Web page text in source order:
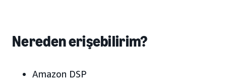
Nereden erişebilirim?
Amazon DSP